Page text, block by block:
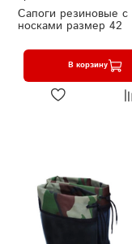
Сапоги резиновые с
носками размер 42
В корзину